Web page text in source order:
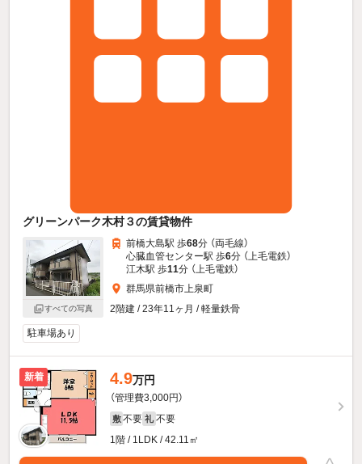
グリーンパーク木村３の賃貸物件
すべての写真
前橋大島駅 歩68分 （両毛線）
心臓血管センター駅 歩6分 （上毛電鉄）
江木駅 歩11分 （上毛電鉄）
群馬県前橋市上泉町
2階建 / 23年11ヶ月 / 軽量鉄骨
駐車場あり
新着 4.9万円
（管理費3,000円）
敷 不要 礼 不要
1階 / 1LDK / 42.11㎡